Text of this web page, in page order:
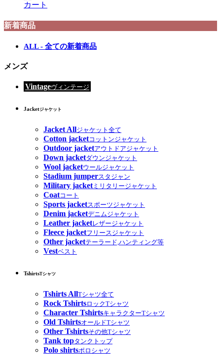
カート
新着商品
ALL - 全ての新着商品
メンズ
Vintageヴィンテージ
Jacketジャケット
Jacket Allジャケット全て
Cotton jacketコットンジャケット
Outdoor jacketアウトドアジャケット
Down jacketダウンジャケット
Wool jacketウールジャケット
Stadium jumperスタジャン
Military jacketミリタリージャケット
Coatコート
Sports jacketスポーツジャケット
Denim jacketデニムジャケット
Leather jacketレザージャケット
Fleece jacketフリースジャケット
Other jacketテーラード,ハンティング等
Vestベスト
TshirtsTシャツ
Tshirts AllTシャツ全て
Rock TshirtsロックTシャツ
Character TshirtsキャラクターTシャツ
Old TshirtsオールドTシャツ
Other Tshirtsその他Tシャツ
Tank topタンクトップ
Polo shirtsポロシャツ